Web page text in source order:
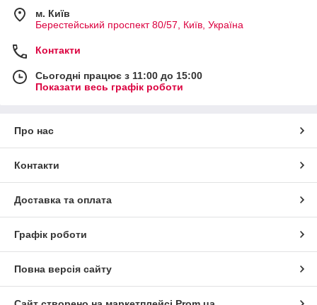
м. Київ
Берестейський проспект 80/57, Київ, Україна
Контакти
Сьогодні працює з 11:00 до 15:00
Показати весь графік роботи
Про нас
Контакти
Доставка та оплата
Графік роботи
Повна версія сайту